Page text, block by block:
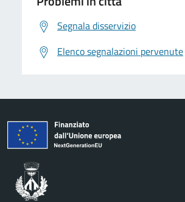
Segnala disservizio
Elenco segnalazioni pervenute